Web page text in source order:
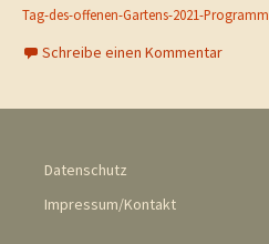
Tag-des-offenen-Gartens-2021-Programm
Schreibe einen Kommentar
Datenschutz
Impressum/Kontakt